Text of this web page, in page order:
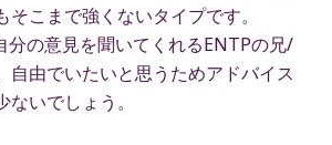
そこまで強くないタイプです。
の意見を聞いてくれるENTPの兄/
自由でいたいと思うためアドバイス
いでしょう。